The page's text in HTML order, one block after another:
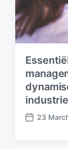
industrie
P
23